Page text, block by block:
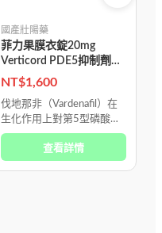
國產壯陽藥
菲力果膜衣錠20mg
Verticord PDE5抑制劑改
善性功能障礙 吉富生產
NT$1,600
伐地那非（Vardenafil）在
生化作用上對第5型磷酸二
酯酶（PDE5）的選擇性比
西地那非（Sildenafil）高出
近十倍，因此能以較低劑量
查看詳情